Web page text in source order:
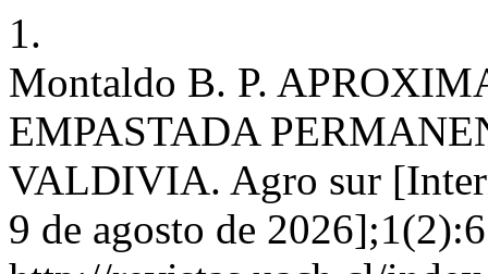
1.
Montaldo B. P.
EMPASTADA
VALDIVIA. Agro sur
9 de agosto de